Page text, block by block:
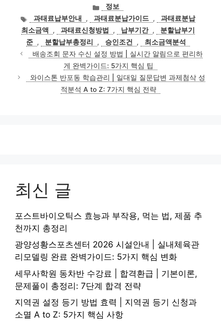
카
테
고
리
정보
태
그
과태료납부안내 , 과태료분납가이드 ,
과태료분납
최소금액
, 과태료신청방법 , 납부기간 ,
분할납부기
준 , 분할납부총정리 , 승인조건 ,
최소금액분석
배송조회 문자 수신 설정 방법 | 실시간 알림으로 편리하
게 완벽가이드: 5가지 핵심 팁
와이스톤 반포동 학습관리 | 일대일 질문답변 과제첨삭 성
적분석 A to Z: 7가지 핵심 전략
최신 글
포스트바이오틱스 효능과 부작용, 먹는 법, 제품 추
천까지 총정리
광양성황스포츠센터 2026 시설안내 | 실내체육관
리모델링 완료 완벽가이드: 5가지 핵심 변화
세무사학원 동차반 수강료 | 합격환급 | 기본이론,
문제풀이 총정리: 7단계 합격 전략
지역권 설정 등기 방법 효력 | 지역권 등기 신청과
소멸 A to Z: 5가지 핵심 사항